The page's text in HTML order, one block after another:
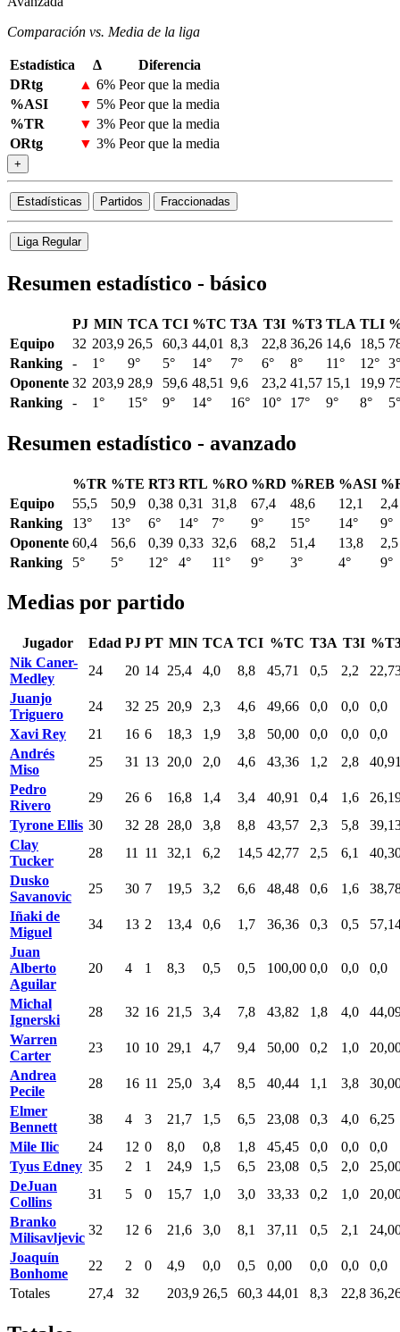
Comparación vs. Media de la liga
Estadística Δ
Diferencia
DRtg
▲ 6% Peor que la media
%ASI
▼ 5% Peor que la media
%TR
▼ 3% Peor que la media
ORtg
▼ 3% Peor que la media
+
Estadísticas Partidos Fraccionadas
Liga Regular
Resumen estadístico - básico
PJ MIN TCA TCI %TC T3A T3I %T3 TLA TLI
Equipo
32 203,9 26,5 60,3 44,01 8,3 22,8 36,26 14,6 18,5
Ranking
- 1° 9° 5° 14° 7° 6° 8° 11° 12° 3°
Oponente 32 203,9 28,9 59,6 48,51 9,6 23,2 41,57 15,1 19,9
Ranking
- 1° 15° 9° 14° 16° 10° 17° 9° 8° 5°
Resumen estadístico - avanzado
%TR %TE RT3 RTL %RO %RD %REB %ASI
Equipo
55,5 50,9 0,38 0,31 31,8 67,4 48,6 12,1
2,4
Ranking
13° 13° 6° 14° 7° 9° 15° 14°
9°
Oponente 60,4 56,6 0,39 0,33 32,6 68,2 51,4 13,8
2,5
Ranking
5° 5° 12° 4° 11° 9° 3° 4° 9°
Medias por partido
Jugador Edad PJ PT MIN TCA TCI %TC T3A T3I
Nik Caner-
Medley
24 20 14 25,4 4,0 8,8 45,71 0,5 2,2
Juanjo
Triguero
24 32 25 20,9 2,3 4,6 49,66 0,0 0,0
0,0
Xavi Rey
21 16 6 18,3 1,9 3,8 50,00 0,0 0,0
0,0
Andrés
Miso
25 31 13 20,0 2,0 4,6 43,36 1,2 2,8
Pedro
Rivero
29 26 6 16,8 1,4 3,4 40,91 0,4 1,6
Tyrone Ellis 30 32 28 28,0 3,8 8,8 43,57 2,3 5,8
Clay
Tucker
28 11 11 32,1 6,2 14,5 42,77 2,5 6,1
Dusko
Savanovic
25 30 7 19,5 3,2 6,6 48,48 0,6 1,6
Iñaki de
Miguel
34 13 2 13,4 0,6 1,7 36,36 0,3 0,5
Juan
Alberto
Aguilar
20 4 1 8,3 0,5 0,5 100,00 0,0 0,0 0,0
Michal
Ignerski
28 32 16 21,5 3,4 7,8 43,82 1,8 4,0
Warren
Carter
23 10 10 29,1 4,7 9,4 50,00 0,2 1,0
Andrea
Pecile
28 16 11 25,0 3,4 8,5 40,44 1,1 3,8
Elmer
Bennett
38 4 3 21,7 1,5 6,5 23,08 0,3 4,0
6,25
Mile Ilic
24 12 0 8,0 0,8 1,8 45,45 0,0 0,0
0,0
Tyus Edney 35 2 1 24,9 1,5 6,5 23,08 0,5 2,0
DeJuan
Collins
31 5 0 15,7 1,0 3,0 33,33 0,2 1,0
Branko
Milisavljevic
32 12 6 21,6 3,0 8,1 37,11 0,5 2,1
Joaquín
Bonhome
22 2 0 4,9 0,0 0,5 0,00 0,0 0,0
0,0
Totales
27,4 32 203,9 26,5 60,3 44,01 8,3 22,8